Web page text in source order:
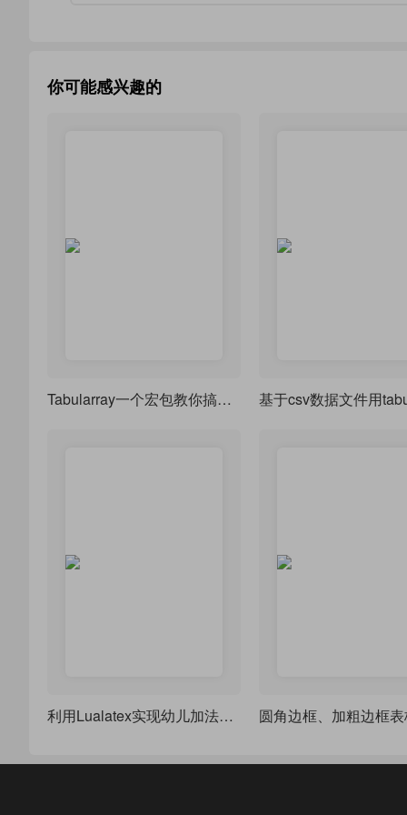
你可能感兴趣的
Tabularray一个宏包教你搞定所有表格
利用Lualatex实现幼儿加法试题的出题